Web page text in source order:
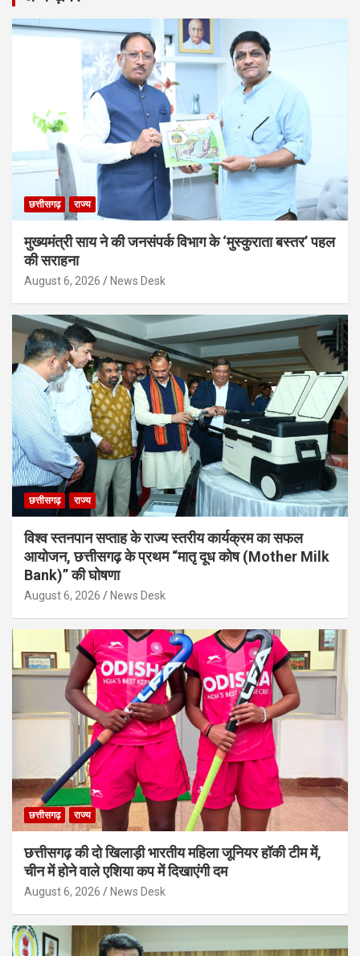
छत्तीसगढ़ राज्य
मुख्यमंत्री साय ने की जनसंपर्क विभाग के ‘मुस्कुराता बस्तर’ पहल
की सराहना
August 6, 2026 News Desk
छत्तीसगढ़ राज्य
विश्व स्तनपान सप्ताह के राज्य स्तरीय कार्यक्रम का सफल
आयोजन, छत्तीसगढ़ के प्रथम “मातृ दूध कोष (Mother Milk
Bank)” की घोषणा
August 6, 2026 News Desk
छत्तीसगढ़ राज्य
छत्तीसगढ़ की दो खिलाड़ी भारतीय महिला जूनियर हॉकी टीम में,
चीन में होने वाले एशिया कप में दिखाएंगी दम
August 6, 2026 News Desk